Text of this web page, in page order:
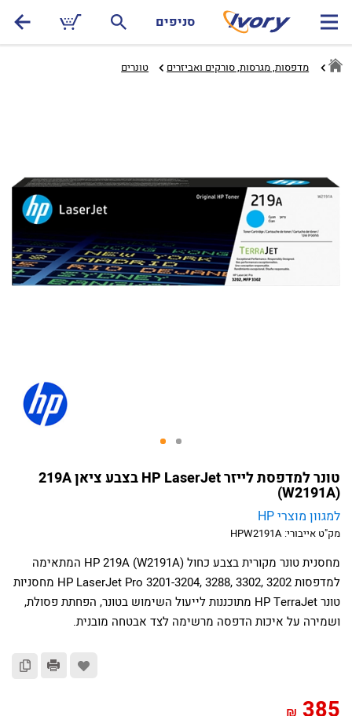
סניפים
מדפסות, מגרסות, סורקים ואביזרים טונרים‏
טונר למדפסת לייזר HP LaserJet בצבע ציאן 219A
(W2191A)
למגוון מוצרי HP
מק"ט אייבורי: HPW2191A
מחסנית טונר מקורית בצבע כחול HP 219A (W2191A) המתאימה
למדפסות HP LaserJet Pro 3201-3204, 3288, 3302, 3202 מחסניות
טונר HP TerraJet מתוכננות לייעול השימוש בטונר, הפחתת פסולת,
ושמירה על איכות הדפסה מרשימה לצד אבטחה מובנית.
₪